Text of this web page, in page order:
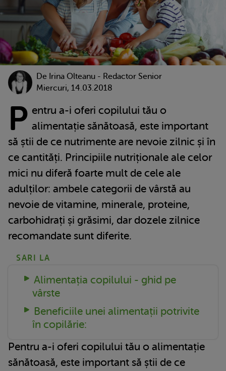
De Irina Olteanu - Redactor Senior
Miercuri, 14.03.2018
P entru a-i oferi copilului tău o
alimentație sănătoasă, este important
să știi de ce nutrimente are nevoie zilnic și în
ce cantități. Principiile nutriționale ale celor
mici nu diferă foarte mult de cele ale
adulților: ambele categorii de vârstă au
nevoie de vitamine, minerale, proteine,
carbohidrați și grăsimi, dar dozele zilnice
recomandate sunt diferite.
SARI LA
Alimentația copilului - ghid pe
vârste
Beneficiile unei alimentații potrivite
în copilărie:
Pentru a-i oferi copilului tău o alimentație
sănătoasă, este important să știi de ce